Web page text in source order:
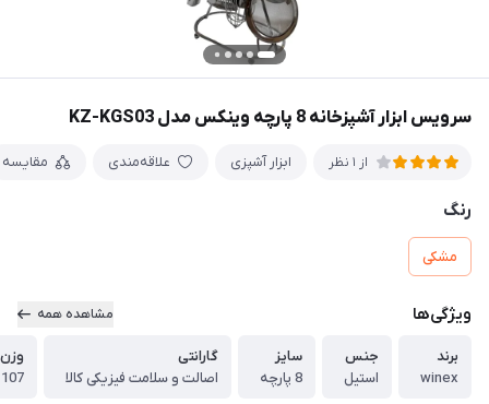
سرویس ابزار آشپزخانه 8 پارچه وینکس مدل KZ-KGS03
از 1 نظر ابزار آشپزی علاقه‌مندی مقایسه
رنگ
مشکی
ویژگی‌ها مشاهده همه
برند
winex
جنس
استیل
سایز
8 پارچه
گارانتی
اصالت و سلامت فیزیکی کالا